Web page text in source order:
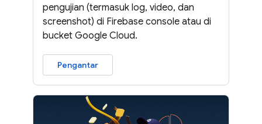
pengujian (termasuk log, video, dan
screenshot) di Firebase console atau di
bucket Google Cloud.
Pengantar